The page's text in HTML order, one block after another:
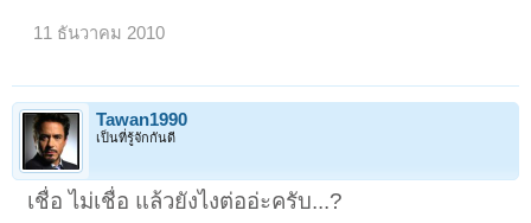
11 ธันวาคม 2010
Tawan1990
เป็นที่รู้จักกันดี
เชื่อ ไม่เชื่อ แล้วยังไงต่ออ่ะครับ...?